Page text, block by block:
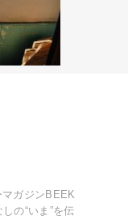
ガジンBEEK
の“いま”を伝